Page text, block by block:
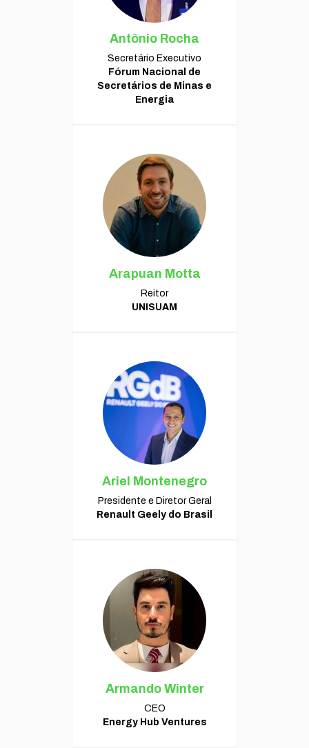
Antônio Rocha
Secretário Executivo
Fórum Nacional de
Secretários de Minas e
Energia
Arapuan Motta
Reitor
UNISUAM
Ariel Montenegro
Presidente e Diretor Geral
Renault Geely do Brasil
Armando Winter
CEO
Energy Hub Ventures